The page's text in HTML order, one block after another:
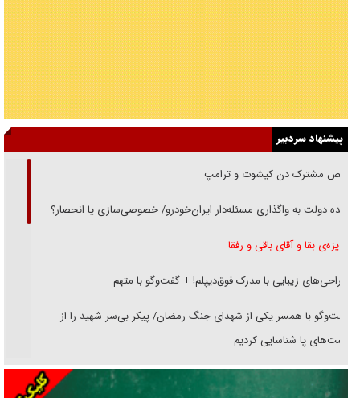
پیشنهاد سردبیر
رقص مشترک دن کیشوت و ترامپ
دنده دولت به واگذاری مسئله‌دار ایران‌خودرو/ خصوصی‌سازی یا انحصار؟
غریزه‌ی بقا و آقای باقی و رفقا
جراحی‌های زیبایی با مدرک فوق‌دیپلم! + گفت‌وگو با متهم
گفت‌وگو با همسر یکی از شهدای جنگ رمضان/ پیکر بی‌سر شهید را از
انگشت‌های پا شناسایی کردیم
نسلی که آنلاین الگو می‌گیرد